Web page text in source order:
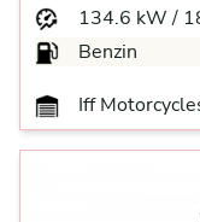
134.6 kW /
Benzin
Iff